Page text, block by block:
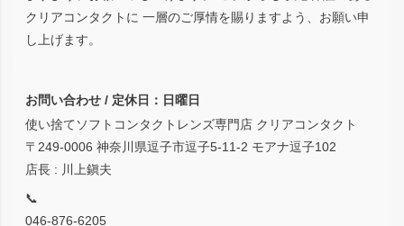
クリアコンタクトに 一層のご厚情を賜りますよう、お願い申
し上げます。
お問い合わせ / 定休日：日曜日
使い捨てソフトコンタクトレンズ専門店 クリアコンタクト
〒249-0006 神奈川県逗子市逗子5-11-2 モアナ逗子102
店長 : 川上鎭夫
📞
046-876-6205